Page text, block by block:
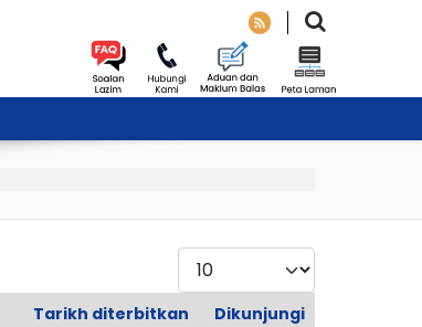
Paparkan
Tarikh diterbitkan
Dikunjungi